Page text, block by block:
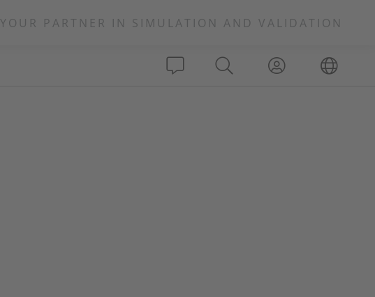
YOUR PARTNER IN SIMULATION AND VALIDATION